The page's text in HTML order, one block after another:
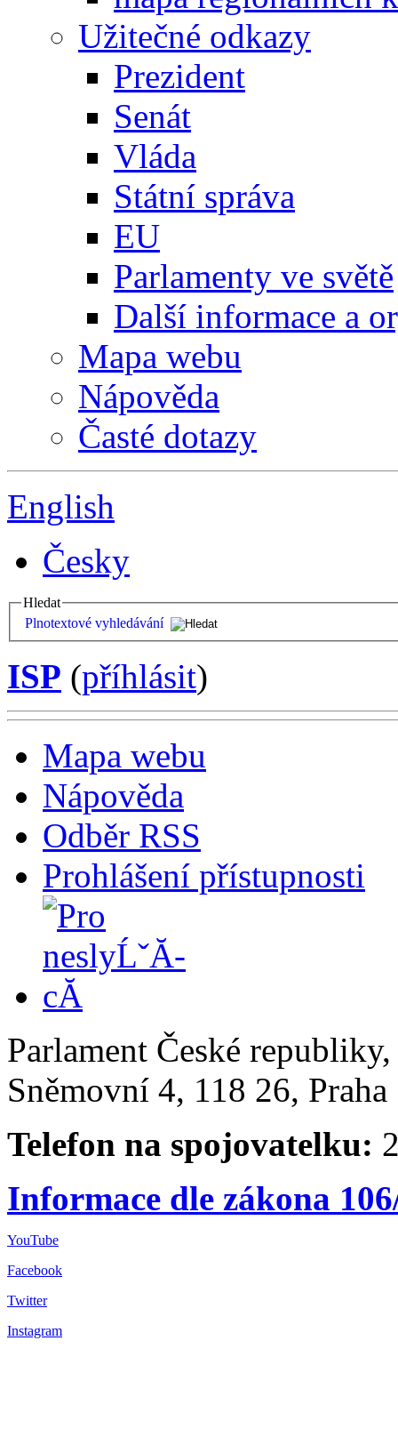
Užitečné odkazy
Prezident
Senát
Vláda
Státní správa
EU
Parlamenty ve světě
Další informace a
Mapa webu
Nápověda
Časté dotazy
English
Česky
Hledat
Plnotextové vyhledávání
ISP (příhlásit)
Mapa webu
Nápověda
Odběr RSS
Prohlášení přístupnosti
Parlament České
Sněmovní 4, 118 26,
Telefon na spojovatelku:
Informace dle zákona
YouTube
Facebook
Twitter
Instagram